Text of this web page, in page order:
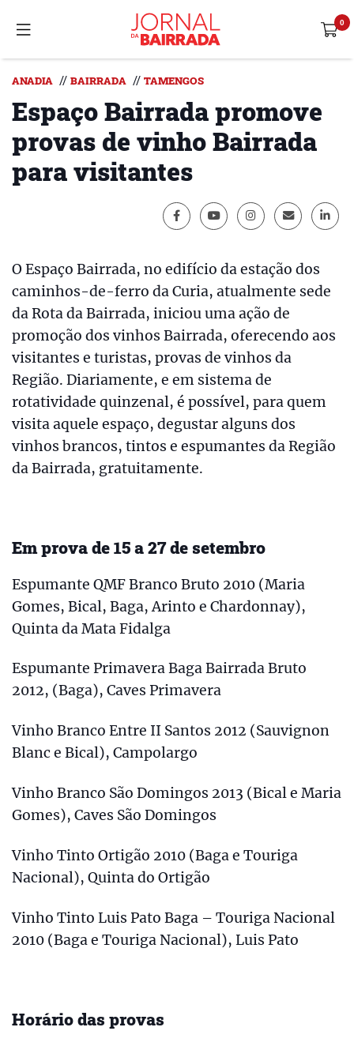
ANADIA // BAIRRADA // TAMENGOS
Espaço Bairrada promove
provas de vinho Bairrada
para visitantes
O Espaço Bairrada, no edifício da estação dos
caminhos-de-ferro da Curia, atualmente sede
da Rota da Bairrada, iniciou uma ação de
promoção dos vinhos Bairrada, oferecendo aos
visitantes e turistas, provas de vinhos da
Região. Diariamente, e em sistema de
rotatividade quinzenal, é possível, para quem
visita aquele espaço, degustar alguns dos
vinhos brancos, tintos e espumantes da Região
da Bairrada, gratuitamente.
Em prova de 15 a 27 de setembro
Espumante QMF Branco Bruto 2010 (Maria
Gomes, Bical, Baga, Arinto e Chardonnay),
Quinta da Mata Fidalga
Espumante Primavera Baga Bairrada Bruto
2012, (Baga), Caves Primavera
Vinho Branco Entre II Santos 2012 (Sauvignon
Blanc e Bical), Campolargo
Vinho Branco São Domingos 2013 (Bical e Maria
Gomes), Caves São Domingos
Vinho Tinto Ortigão 2010 (Baga e Touriga
Nacional), Quinta do Ortigão
Vinho Tinto Luis Pato Baga – Touriga Nacional
2010 (Baga e Touriga Nacional), Luis Pato
Horário das provas